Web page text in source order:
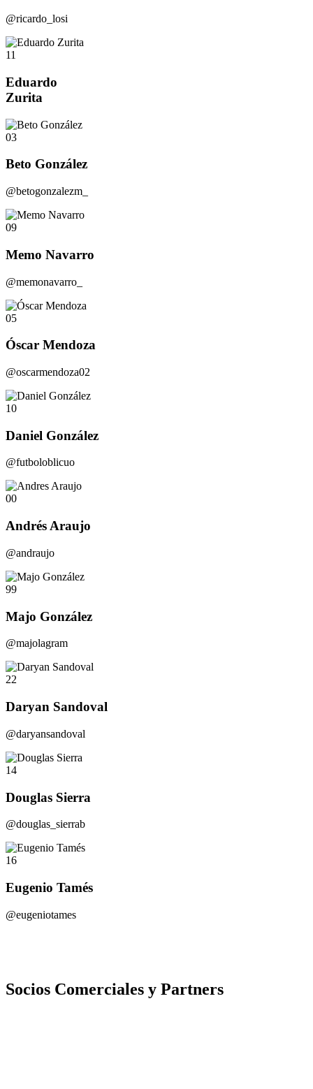
@ricardo_losi
11
Eduardo
Zurita
03
Beto González
@betogonzalezm_
09
Memo Navarro
@memonavarro_
05
Óscar Mendoza
@oscarmendoza02
10
Daniel González
@futboloblicuo
00
Andrés Araujo
@andraujo
99
Majo González
@majolagram
22
Daryan Sandoval
@daryansandoval
14
Douglas Sierra
@douglas_sierrab
16
Eugenio Tamés
@eugeniotames
Socios Comerciales y Partners